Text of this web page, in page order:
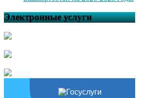
Электронные услуги